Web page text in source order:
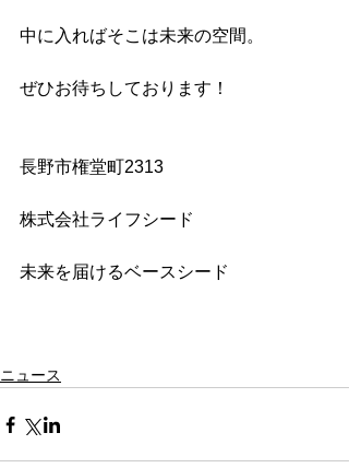
中に入ればそこは未来の空間。
ぜひお待ちしております！
長野市権堂町2313
株式会社ライフシード
未来を届けるベースシード
ニュース